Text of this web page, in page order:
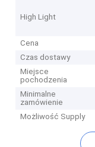
High Light
Cena
Czas dostawy
Miejsce
pochodzenia
Minimalne
zamówienie
Możliwość Supply